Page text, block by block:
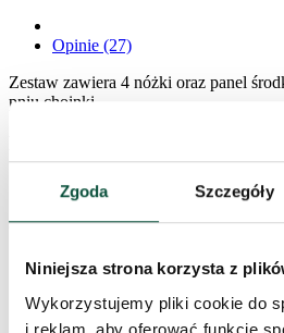
Zgoda Szczegóły
Niniejsza strona korzysta z
Wykorzystujemy pliki cookie do
i reklam, aby oferować funkcje
Opinie (27)
Zestaw zawiera 4 nóżki oraz panel
pniu choinki.
3 opinia dla
Plastikowy
sztucznej o wysokości
Oceniono5na 5
Mario– 2021-11-11